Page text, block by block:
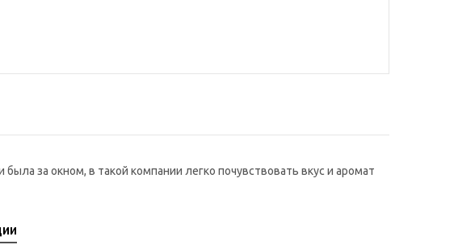
за окном, в такой компании легко почувствовать вкус и аромат